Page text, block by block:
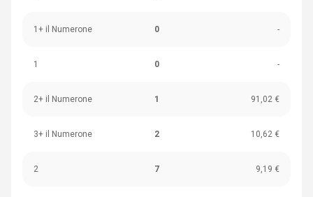
1+ il Numerone 0 -
1 0 -
2+ il Numerone 1 91,02 €
3+ il Numerone 2 10,62 €
2 7 9,19 €